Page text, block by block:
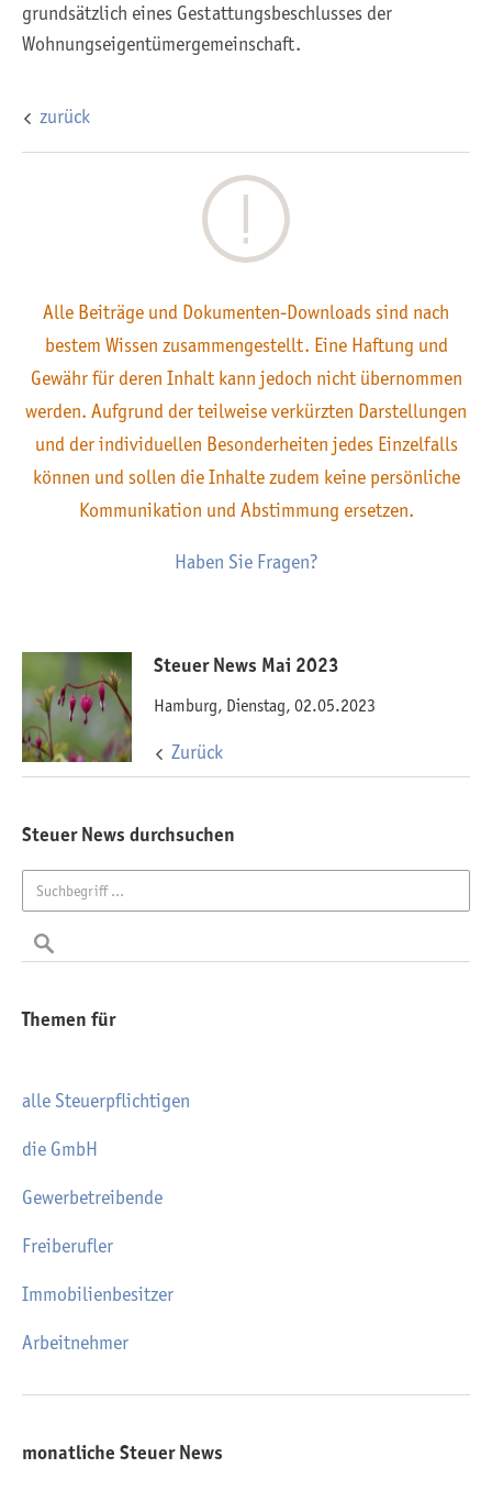
grundsätzlich eines Gestattungsbeschlusses der
Wohnungseigentümergemeinschaft.
zurück
Alle Beiträge und Dokumenten-Downloads sind nach
bestem Wissen zusammengestellt. Eine Haftung und
Gewähr für deren Inhalt kann jedoch nicht übernommen
werden. Aufgrund der teilweise verkürzten Darstellungen
und der individuellen Besonderheiten jedes Einzelfalls
können und sollen die Inhalte zudem keine persönliche
Kommunikation und Abstimmung ersetzen.
Haben Sie Fragen?
Steuer News Mai 2023
Hamburg, Dienstag, 02.05.2023
Zurück
Steuer News durchsuchen
Themen für
alle Steuerpflichtigen
die GmbH
Gewerbetreibende
Freiberufler
Immobilienbesitzer
Arbeitnehmer
monatliche Steuer News